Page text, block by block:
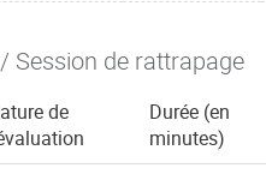
Session de rattrapage
de
Durée (en
minutes)